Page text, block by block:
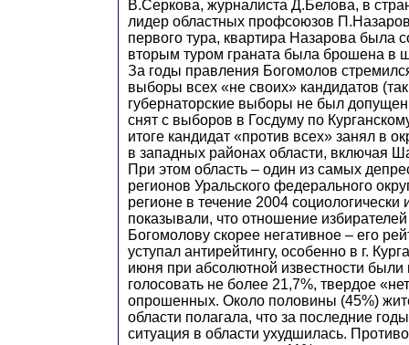
В.Серкова, журналиста Д.Белова, в
лидер областных профсоюзов
первого тура, квартира Назарова была
вторым туром граната была брошена в
За годы правления Богомолов
выборы всех «не своих» кандидатов
губернаторские выборы не был
снят с выборов в Госдуму по
итоге кандидат «против всех» занял в
в западных районах области, включая
При этом область – один из самых
регионов Уральского федерального
регионе в течение 2004 социологически
показывали, что отношение избирателей
Богомолову скорее негативное – его
уступал антирейтингу, особенно в г.
июня при абсолютной известности были
голосовать не более 21,7%, твердое
опрошенных. Около половины (45%)
области полагала, что за последние
ситуация в области ухудшилась.